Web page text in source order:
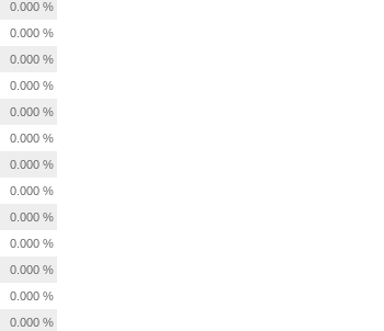
0.000 %
0.000 %
0.000 %
0.000 %
0.000 %
0.000 %
0.000 %
0.000 %
0.000 %
0.000 %
0.000 %
0.000 %
0.000 %